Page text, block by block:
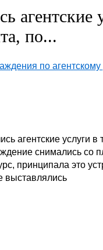
агентские
по...
по агентскому
агентские услуги в
снимались со
принципала это
выставлялись